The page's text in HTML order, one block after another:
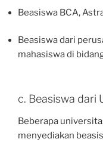
Beasiswa BCA,
Beasiswa dari
mahasiswa di
c. Beasiswa dari
Beberapa
menyediakan